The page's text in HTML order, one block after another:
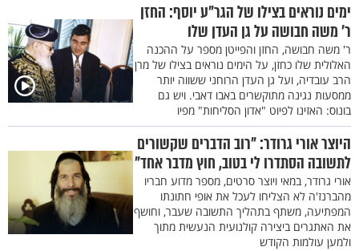
ימים נוראים בצילו של הגר"ע יוסף: החזן
ר’ משה חבושה על גן העדן שלו
ר' משה חבושה, החזן והפייטן מספר על ההכנה
האלולית שלו כחזן, על הימים נוראים בצילו של מרן
הרב עובדיה, ועל גן העדן הרוחני ששווה יותר
ממסעות נגינה מתוקשרים באבו דאבי. ויש גם
בונוס: האזינו לפיוט "אדון הסליחות" מפיו
היוצר אורי גרודר: "רוב הדברים שקשורים
לתשובה הסתדרו לי בטוב, חוץ מדבר אחד"
אורי גרודר, במאי ויוצר סרטים, מספר מדוע חבריו
מהברנז'ה לא הצליחו לעכל את אופי חתונתו
המפתיעה, משתף בתהליך התשובה שעבר, וחושף
את האתגרים ביצירה קולנועית הנעשית מתוך
ולמען עולמות הקודש